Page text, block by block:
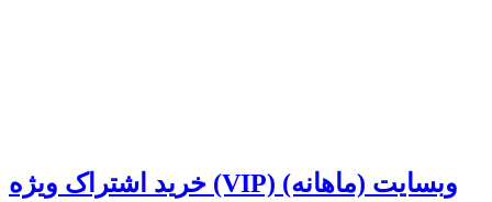
خرید اشتراک ویژه (VIP) وبسایت (ماهانه)